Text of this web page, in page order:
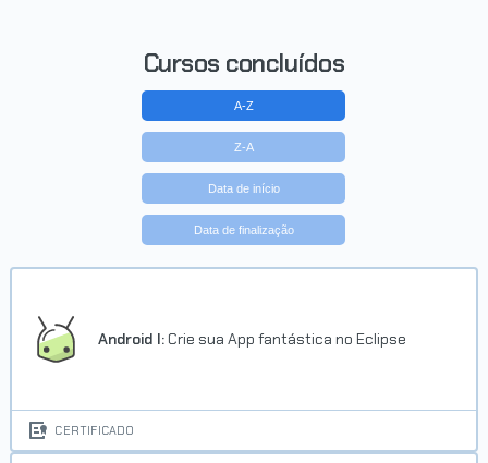
Cursos concluídos
A-Z
Z-A
Data de início
Data de finalização
Android I: Crie sua App fantástica no Eclipse
CERTIFICADO